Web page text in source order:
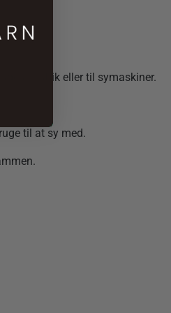
til strik eller til symaskiner.
til at sy med.